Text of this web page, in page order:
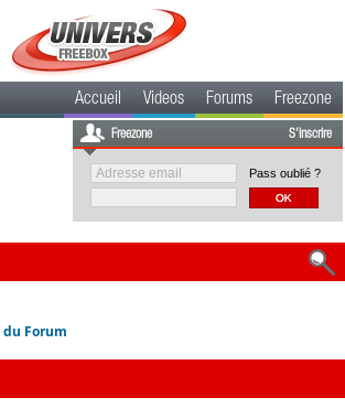
Accueil Videos Forums Freezone
Freezone S'inscrire
Pass oublié ?
Forum